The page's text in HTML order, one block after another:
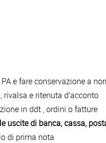
e fare conservazione a
e ritenuta d’acconto
in ddt , ordini o fatture
uscite di banca, cassa,
di prima nota